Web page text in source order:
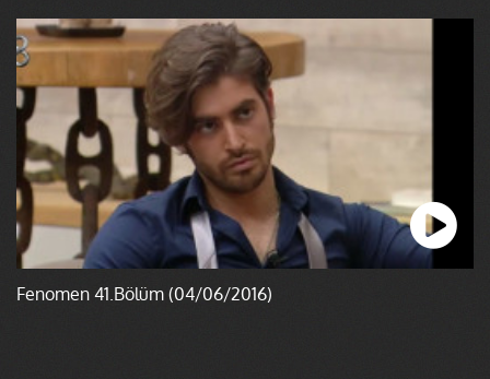
Fenomen 41.Bölüm (04/06/2016)